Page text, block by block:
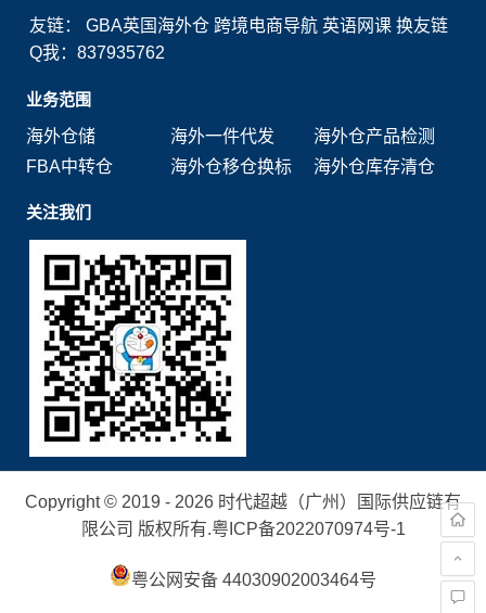
友链：GBA英国海外仓 跨境电商导航 英语网课 换友链
Q我：837935762
业务范围
海外仓储
海外一件代发
海外仓产品检测
FBA中转仓
海外仓移仓换标 海外仓库存清仓
关注我们
Copyright © 2019 - 2026 时代超越（广州）国际供应链有
限公司 版权所有.粤ICP备2022070974号-1
粤公网安备 44030902003464号